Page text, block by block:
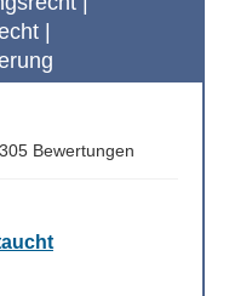
|
Bewertungen